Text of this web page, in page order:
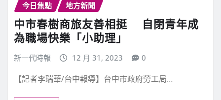
今日焦點 地方新聞
中市春樹商旅友善相挺 自閉青年成
為職場快樂「小助理」
新一代時報 12 月 31, 2023 0
【記者李瑞華/台中報導】台中市政府勞工局…